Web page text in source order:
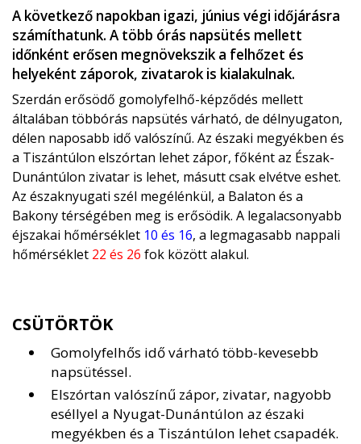
A következő napokban igazi, június végi időjárásra
számíthatunk. A több órás napsütés mellett
időnként erősen megnövekszik a felhőzet és
helyeként záporok, zivatarok is kialakulnak.
Szerdán erősödő gomolyfelhő-képződés mellett
általában többórás napsütés várható, de délnyugaton,
délen naposabb idő valószínű. Az északi megyékben és
a Tiszántúlon elszórtan lehet zápor, főként az Észak-
Dunántúlon zivatar is lehet, másutt csak elvétve eshet.
Az északnyugati szél megélénkül, a Balaton és a
Bakony térségében meg is erősödik. A legalacsonyabb
éjszakai hőmérséklet 10 és 16, a legmagasabb nappali
hőmérséklet 22 és 26 fok között alakul.
CSÜTÖRTÖK
Gomolyfelhős idő várható több-kevesebb
napsütéssel.
Elszórtan valószínű zápor, zivatar, nagyobb
eséllyel a Nyugat-Dunántúlon az északi
megyékben és a Tiszántúlon lehet csapadék.